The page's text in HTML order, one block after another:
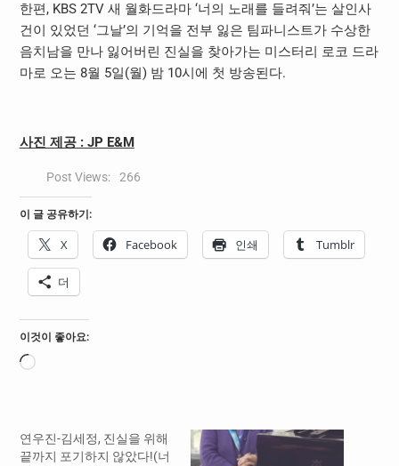
한편, KBS 2TV 새 월화드라마 ‘너의 노래를 들려줘’는 살인사
건이 있었던 ‘그날’의 기억을 전부 잃은 팀파니스트가 수상한
음치남을 만나 잃어버린 진실을 찾아가는 미스터리 로코 드라
마로 오는 8월 5일(월) 밤10시에 첫 방송된다.
사진 제공: JP E&M
Post Views: 266
이 글 공유하기:
X Facebook 인쇄 Tumblr
더
이것이 좋아요:
로
연우진-김세정, 진실을 위해
끝까지 포기하지 않았다!(너